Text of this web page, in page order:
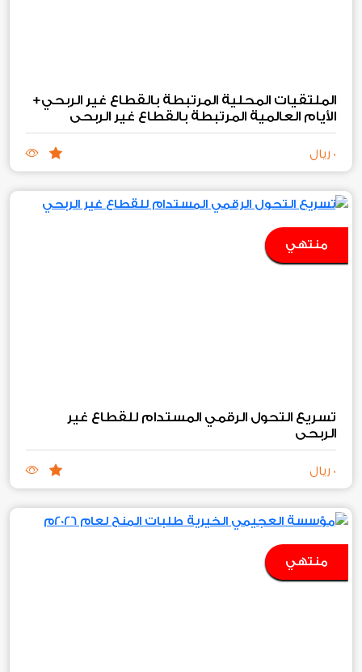
الملتقيات المحلية المرتبطة بالقطاع غير الربحي+
الأيام العالمية المرتبطة بالقطاع غير الربحي
0 ريال
منتهي
تسريع التحول الرقمي المستدام للقطاع غير
الربحي
0 ريال
منتهي